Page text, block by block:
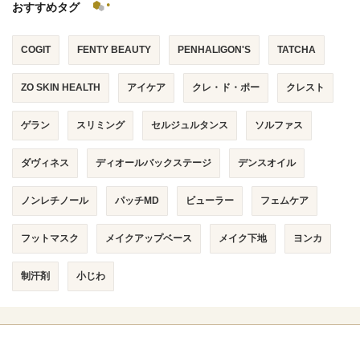
おすすめタグ
COGIT FENTY BEAUTY PENHALIGON'S TATCHA
ZO SKIN HEALTH アイケア クレ・ド・ポー クレスト
ゲラン スリミング セルジュルタンス ソルファス
ダヴィネス ディオールバックステージ デンスオイル
ノンレチノール パッチMD ビューラー フェムケア
フットマスク メイクアップベース メイク下地 ヨンカ
制汗剤 小じわ